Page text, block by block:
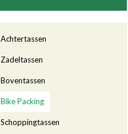
Achtertassen
Zadeltassen
Boventassen
Bike Packing
Schoppingtassen